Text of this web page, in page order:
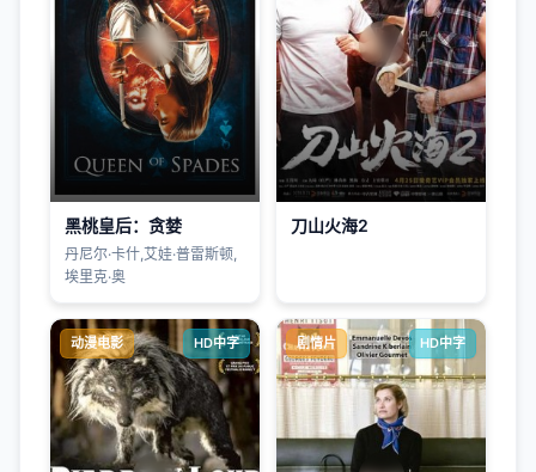
黑桃皇后：贪婪
丹尼尔·卡什,艾娃·普雷斯顿,
埃里克·奥
刀山火海2
动漫电影 HD中字 剧情片 HD中字